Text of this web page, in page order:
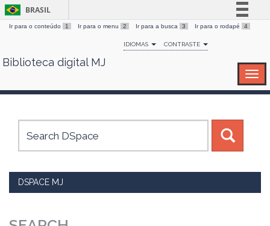
Skip
BRASIL
Simplifique!
Comunica BR
Canais
Ir para o conteúdo 1 Ir para o menu 2 Ir para a busca 3 Ir para o rodapé 4
IDIOMAS CONTRASTE
Biblioteca digital MJ
DSPACE MJ